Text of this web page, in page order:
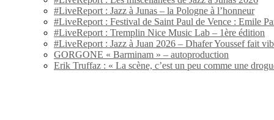
#LiveReport : Jazz à Junas – la Pologne à l’honneur
#LiveReport : Festival de Saint Paul de Vence : Emile
#LiveReport : Tremplin Nice Music Lab – 1ère édition
#LiveReport : Jazz à Juan 2026 – Dhafer Youssef fait
GORGONE « Barminam » – autoproduction
Erik Truffaz : « La scène, c’est un peu comme une